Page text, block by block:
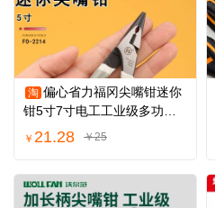
淘 偏心省力福冈尖嘴钳迷你
钳5寸7寸电工工业级多功能
咀小号尖口钳子
￥ 21.28 ￥25